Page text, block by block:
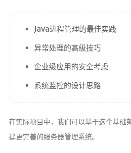
Java进程管理的最佳实践
异常处理的高级技巧
企业级应用的安全考虑
系统监控的设计思路
在实际项目中，我们可以基于这个基础
建更完善的服务器管理系统。